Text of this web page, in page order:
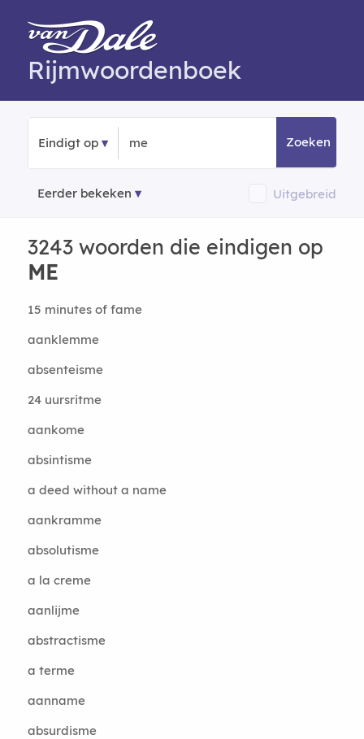
Rijmwoordenboek
Eindigt op Zoeken
Eerder bekeken Uitgebreid
3243 woorden die eindigen op
ME
15 minutes of fame
aanklemme
absenteisme
24 uursritme
aankome
absintisme
a deed without a name
aankramme
absolutisme
a la creme
aanlijme
abstractisme
a terme
aanname
absurdisme